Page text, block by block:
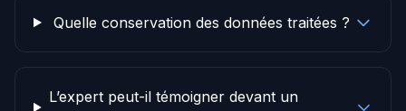
Quelle conservation des données traitées ?
L’expert peut-il témoigner devant un